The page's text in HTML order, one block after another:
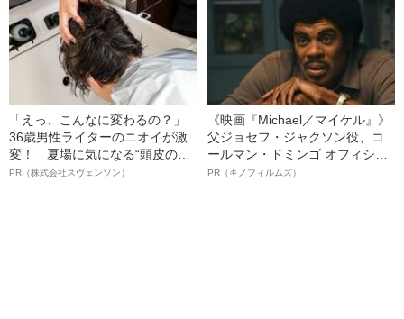
「えっ、こんなに変わるの？」
36歳男性ライターのニオイが激
変！ 夏場に気になる“頭皮のニ
オイ”や“ベタつき”を解消す
PR（株式会社スヴェンソン）
《映画『Michael／マイケル』》
父ジョセフ・ジャクソン役、コ
ールマン・ドミンゴ オフィシャ
ルインタビュー“観客を魅了した
PR（キノフィルムズ）